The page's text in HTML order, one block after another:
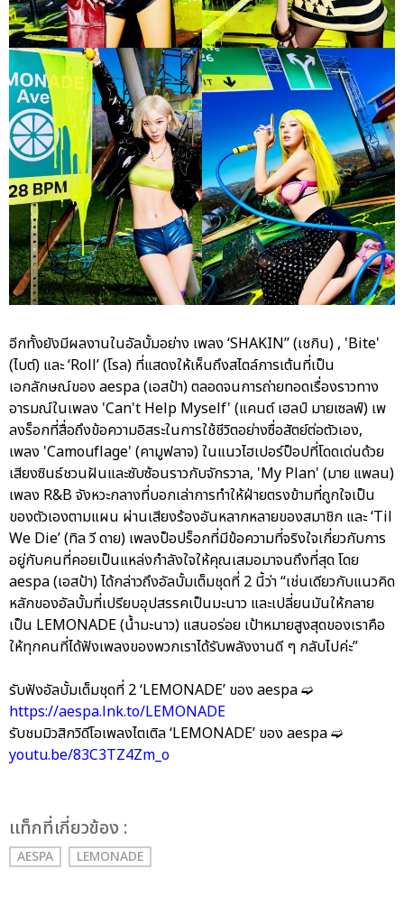
อีกทั้งยังมีผลงานในอัลบั้มอย่าง เพลง ‘SHAKIN’’ (เชกิน) , 'Bite'
(ไบต์) และ ‘Roll’ (โรล) ที่แสดงให้เห็นถึงสไตล์การเต้นที่เป็น
เอกลักษณ์ของ aespa (เอสป้า) ตลอดจนการถ่ายทอดเรื่องราวทาง
อารมณ์ในเพลง 'Can't Help Myself' (แคนต์ เฮลป์ มายเซลฟ์) เพ
ลงร็อกที่สื่อถึงข้อความอิสระในการใช้ชีวิตอย่างซื่อสัตย์ต่อตัวเอง,
เพลง 'Camouflage' (คามูฟลาจ) ในแนวไฮเปอร์ป็อปที่โดดเด่นด้วย
เสียงซินธ์ชวนฝันและซับซ้อนราวกับจักรวาล, 'My Plan' (มาย แพลน)
เพลง R&B จังหวะกลางที่บอกเล่าการทำให้ฝ่ายตรงข้ามที่ถูกใจเป็น
ของตัวเองตามแผน ผ่านเสียงร้องอันหลากหลายของสมาชิก และ ‘Til
We Die’ (ทิล วี ดาย) เพลงป็อปร็อกที่มีข้อความที่จริงใจเกี่ยวกับการ
อยู่กับคนที่คอยเป็นแหล่งกำลังใจให้คุณเสมอมาจนถึงที่สุด โดย
aespa (เอสป้า) ได้กล่าวถึงอัลบั้มเต็มชุดที่ 2 นี้ว่า “เช่นเดียวกับแนวคิด
หลักของอัลบั้มที่เปรียบอุปสรรคเป็นมะนาว และเปลี่ยนมันให้กลาย
เป็น LEMONADE (น้ำมะนาว) แสนอร่อย เป้าหมายสูงสุดของเราคือ
ให้ทุกคนที่ได้ฟังเพลงของพวกเราได้รับพลังงานดี ๆ กลับไปค่ะ”
รับฟังอัลบั้มเต็มชุดที่ 2 ‘LEMONADE’ ของ aespa ➫
https://aespa.lnk.to/LEMONADE
รับชมมิวสิกวิดีโอเพลงไตเติล ‘LEMONADE’ ของ aespa ➫
youtu.be/83C3TZ4Zm_o
เเท็กที่เกี่ยวข้อง :
AESPA LEMONADE